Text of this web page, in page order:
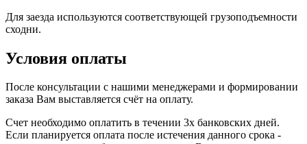
Для заезда используются соответствующей грузоподъемности
сходни.
Условия оплаты
После консультации с нашими менеджерами и формировании
заказа Вам выставляется счёт на оплату.
Счет необходимо оплатить в течении 3х банковских дней.
Если планируется оплата после истечения данного срока -